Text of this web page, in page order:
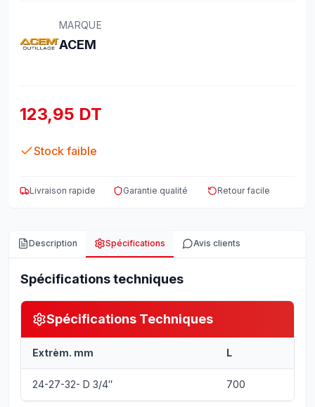
MARQUE
ACEM
123,95 DT
Stock faible
Livraison rapide Garantie qualité Retour facile
Description Spécifications Avis clients
Spécifications techniques
Spécifications Techniques
Extrèm. mm L
24-27-32- D 3/4″ 700